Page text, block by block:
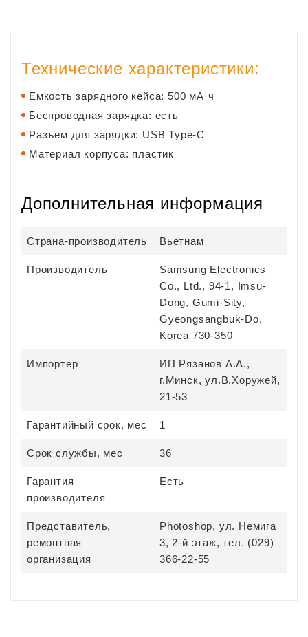
Технические характеристики:
Емкость зарядного кейса: 500 мА·ч
Беспроводная зарядка: есть
Разъем для зарядки: USB Type-C
Материал корпуса: пластик
Дополнительная информация
Страна-производитель Вьетнам
Производитель
Samsung Electronics
Co., Ltd., 94-1, Imsu-
Dong, Gumi-Sity,
Gyeongsangbuk-Do,
Korea 730-350
Импортер
ИП Рязанов А.А.,
г.Минск, ул.В.Хоружей,
21-53
Гарантийный срок, мес 1
Срок службы, мес 36
Гарантия
производителя
Есть
Представитель,
ремонтная
организация
Photoshop, ул. Немига
3, 2-й этаж, тел. (029)
366-22-55